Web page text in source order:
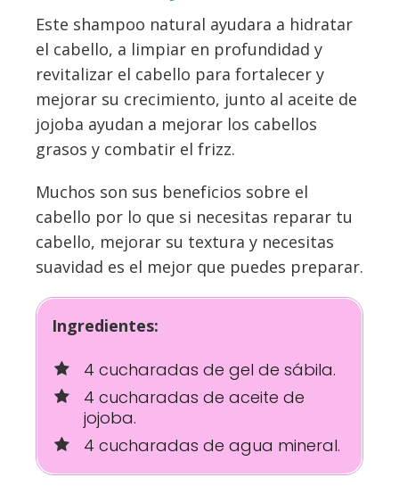
Este shampoo natural ayudara a hidratar
el cabello, a limpiar en profundidad y
revitalizar el cabello para fortalecer y
mejorar su crecimiento, junto al aceite de
jojoba ayudan a mejorar los cabellos
grasos y combatir el frizz.
Muchos son sus beneficios sobre el
cabello por lo que si necesitas reparar tu
cabello, mejorar su textura y necesitas
suavidad es el mejor que puedes preparar.
Ingredientes:
4 cucharadas de gel de sábila.
4 cucharadas de aceite de
jojoba.
4 cucharadas de agua mineral.